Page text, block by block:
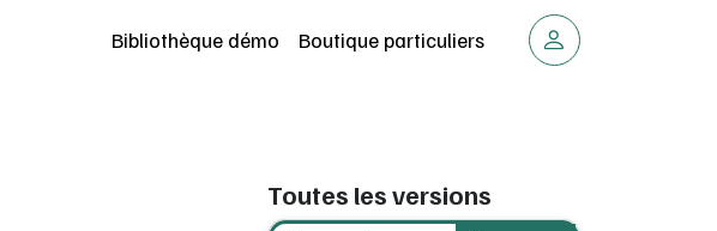
Bibliothèque démo Boutique particuliers
Toutes les versions